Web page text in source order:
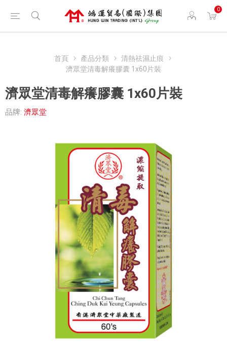
0
首頁 產品分類
清熱祛濕止痕
濟眾堂清毒解癢膠囊 1x60片裝
濟眾堂清毒解癢膠囊 1x60片裝
品牌: 濟眾堂